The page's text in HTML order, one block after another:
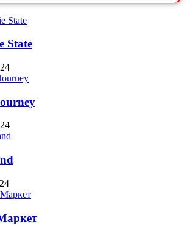
State